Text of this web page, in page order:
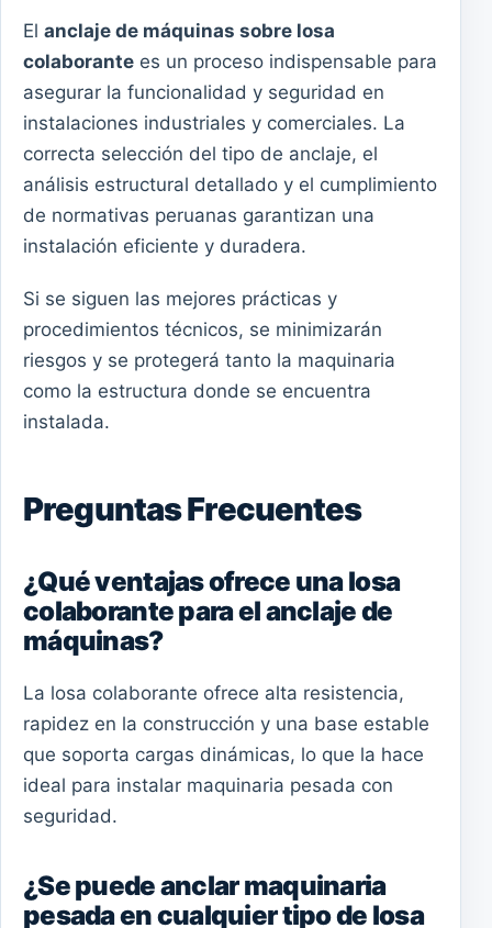
El anclaje de máquinas sobre losa
colaborante es un proceso indispensable para
asegurar la funcionalidad y seguridad en
instalaciones industriales y comerciales. La
correcta selección del tipo de anclaje, el
análisis estructural detallado y el cumplimiento
de normativas peruanas garantizan una
instalación eficiente y duradera.
Si se siguen las mejores prácticas y
procedimientos técnicos, se minimizarán
riesgos y se protegerá tanto la maquinaria
como la estructura donde se encuentra
instalada.
Preguntas Frecuentes
¿Qué ventajas ofrece una losa
colaborante para el anclaje de
máquinas?
La losa colaborante ofrece alta resistencia,
rapidez en la construcción y una base estable
que soporta cargas dinámicas, lo que la hace
ideal para instalar maquinaria pesada con
seguridad.
¿Se puede anclar maquinaria
pesada en cualquier tipo de losa